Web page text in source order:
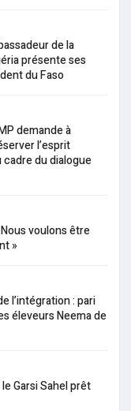
de la
présente ses
du Faso
demande à
l’esprit
du dialogue
voulons être
»
l’intégration : pari
éleveurs Neema de
Garsi Sahel prêt